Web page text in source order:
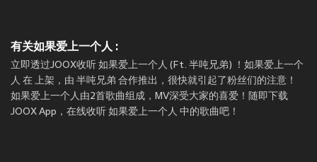
有关如果爱上一个人 :
立即透过JOOX收听 如果爱上一个人 (Ft. 半吨兄弟) ！如果爱上一个
人 在 上架，由 半吨兄弟 合作推出，很快就引起了粉丝们的注意！
如果爱上一个人由2首歌曲组成，MV深受大家的喜爱！随即下载
JOOX App，在线收听 如果爱上一个人 中的歌曲吧！